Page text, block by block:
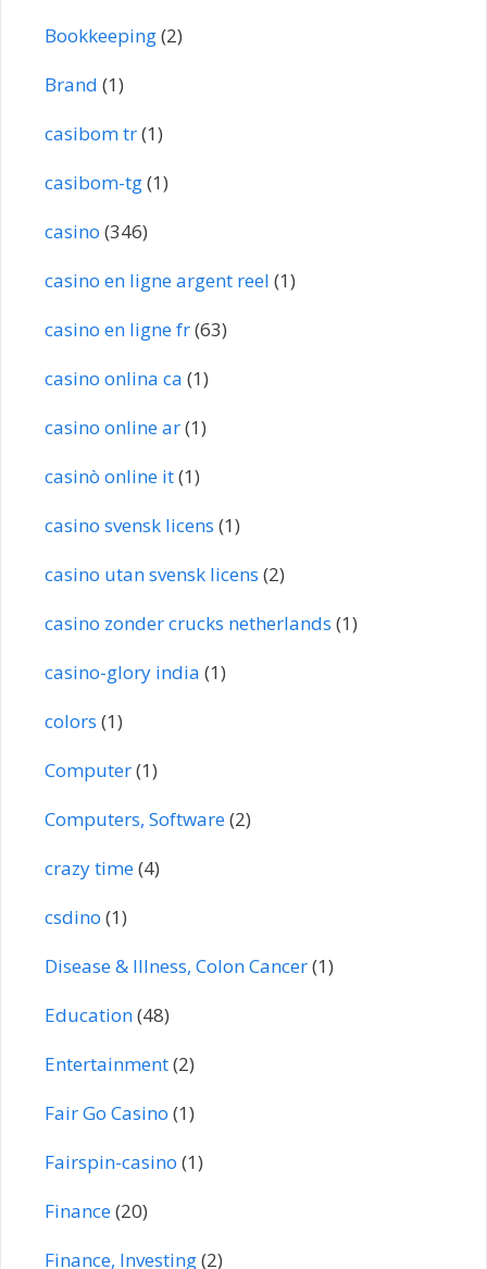
Bookkeeping(2)
Brand (1)
casibom tr(1)
casibom-tg(1)
casino (346)
casino en ligne argent reel (1)
casino en ligne fr(63)
casino onlina ca (1)
casino online ar(1)
casinò online it(1)
casino svensk licens (1)
casino utan svensk licens (2)
casino zonder crucks netherlands (1)
casino-glory india (1)
colors (1)
Computer(1)
Computers, Software(2)
crazy time(4)
csdino (1)
Disease & Illness, Colon Cancer(1)
Education(48)
Entertainment(2)
Fair Go Casino (1)
Fairspin-casino (1)
Finance(20)
Finance, Investing(2)